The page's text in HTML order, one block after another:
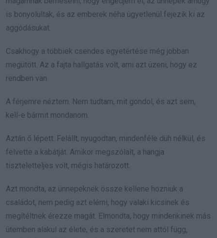
is bonyolultak, és az emberek néha ügyetlenül fejezik ki az
aggódásukat.
Csakhogy a többiek csendes egyetértése még jobban
megütött. Az a fajta hallgatás volt, ami azt üzeni, hogy ez
rendben van.
A férjemre néztem. Nem tudtam, mit gondol, és azt sem,
kell-e bármit mondanom.
Aztán ő lépett. Felállt, nyugodtan, mindenféle düh nélkül, és
felvette a kabátját. Amikor megszólalt, a hangja
tiszteletteljes volt, mégis határozott.
Azt mondta, az ünnepeknek össze kellene hozniuk a
családot, nem pedig azt elérni, hogy valaki kicsinek és
megítéltnek érezze magát. Elmondta, hogy mindenkinek más
ütemben alakul az élete, és a szeretet nem attól függ,